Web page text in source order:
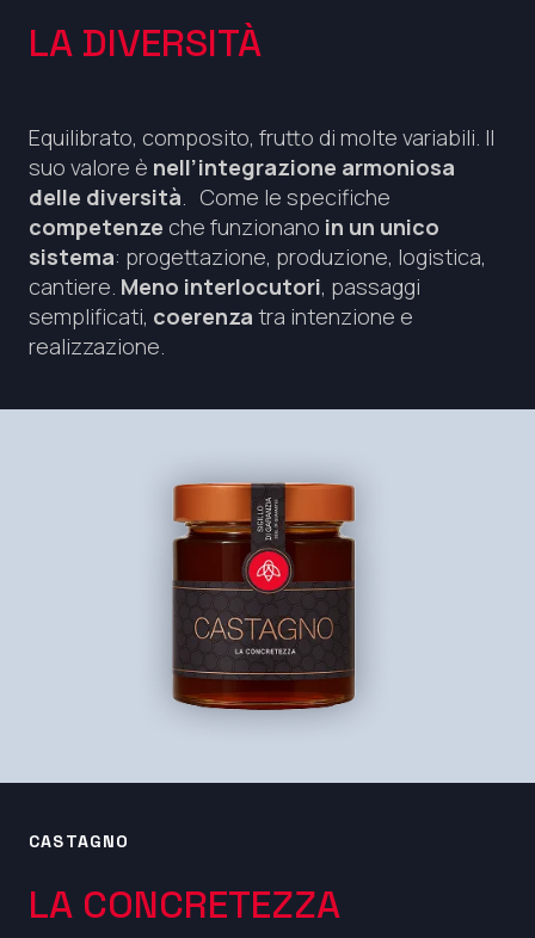
LA DIVERSITÀ
Equilibrato, composito, frutto di molte variabili. Il
suo valore è nell’integrazione armoniosa
delle diversità . Come le specifiche
competenze che funzionano in un unico
sistema: progettazione, produzione, logistica,
cantiere. Meno interlocutori, passaggi
semplificati, coerenza tra intenzione e
realizzazione.
CASTAGNO
LA CONCRETEZZA